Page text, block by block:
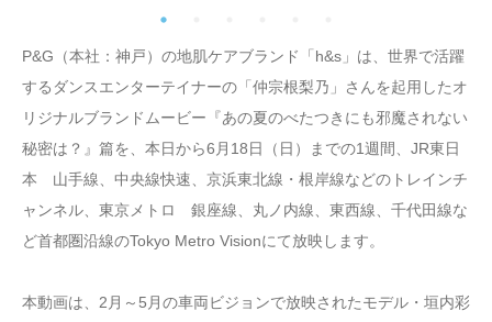
P&G（本社：神戸）の地肌ケアブランド「h&s」は、世界で活躍
するダンスエンターテイナーの「仲宗根梨乃」さんを起用したオ
リジナルブランドムービー『あの夏のべたつきにも邪魔されない
秘密は？』篇を、本日から6月18日（日）までの1週間、JR東日
本 山手線、中央線快速、京浜東北線・根岸線などのトレインチ
ャンネル、東京メトロ 銀座線、丸ノ内線、東西線、千代田線な
ど首都圏沿線のTokyo Metro Visionにて放映します。
本動画は、2月～5月の車両ビジョンで放映されたモデル・垣内彩